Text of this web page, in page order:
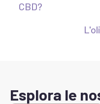
CBD?
Esplora le